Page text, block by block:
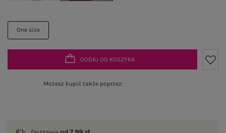
One size
DODAJ DO KOSZYKA
Możesz kupić także poprzez: